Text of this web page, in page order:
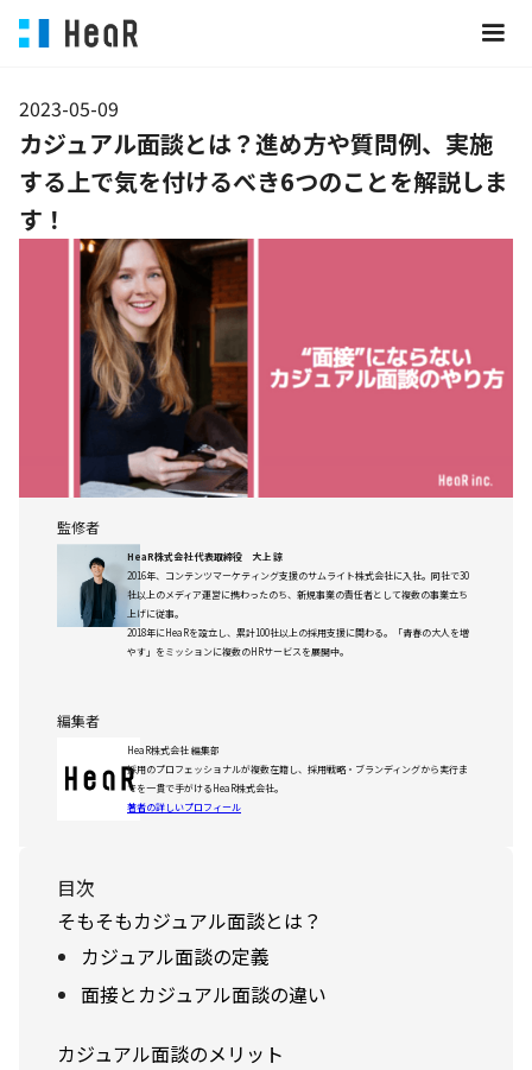
2023-05-09
カジュアル面談とは？進め方や質問例、実施
する上で気を付けるべき6つのことを解説しま
す！
監修者
HeaR株式会社 代表取締役 大上 諒
2016年、コンテンツマーケティング支援のサムライト株式会社に入社。同社で30
社以上のメディア運営に携わったのち、新規事業の責任者として複数の事業立ち
上げに従事。
2018年にHeaRを設立し、累計100社以上の採用支援に関わる。「青春の大人を増
やす」をミッションに複数のHRサービスを展開中。
編集者
HeaR株式会社 編集部
採用のプロフェッショナルが複数在籍し、採用戦略・ブランディングから実行ま
でを一貫で手がけるHeaR株式会社。
著者の詳しいプロフィール
目次
そもそもカジュアル面談とは？
カジュアル面談の定義
面接とカジュアル面談の違い
カジュアル面談のメリット